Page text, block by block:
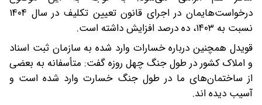
درخواست‌هایمان در اجرای قانون تعیین تکلیف در سال ۱۴۰۴
نسبت به ۱۴۰۳، ده درصد افزایش داشته است.
قویدل همچنین درباره خسارات وارد شده به سازمان ثبت اسناد
و املاک کشور در طول جنگ چهل روزه گفت: متأسفانه به بعضی
از ساختمان‌های ما در طول جنگ خسارت وارد شده است و
آسیب دیده اند.